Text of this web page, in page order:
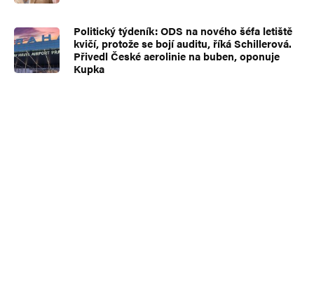
Politický týdeník: ODS na nového šéfa letiště
kvičí, protože se bojí auditu, říká Schillerová.
Přivedl České aerolinie na buben, oponuje
Kupka